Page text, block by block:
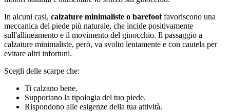
In alcuni casi, calzature minimaliste o barefootfavoriscono una
meccanica del piede più naturale, che incide positivamente
sull'allineamento e il movimento del ginocchio. Il passaggio a
calzature minimaliste, però, va svolto lentamente e con cautela per
evitare altri infortuni.
Scegli delle scarpe che:
Ti calzano bene.
Supportano la tipologia del tuo piede.
Rispondono alle esigenze della tua attività.